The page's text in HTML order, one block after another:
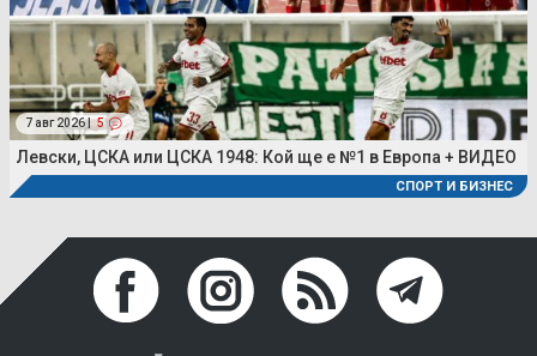
7 авг 2026 | 5
Левски, ЦСКА или ЦСКА 1948: Кой ще е №1 в Европа + ВИДЕО
СПОРТ И БИЗНЕС